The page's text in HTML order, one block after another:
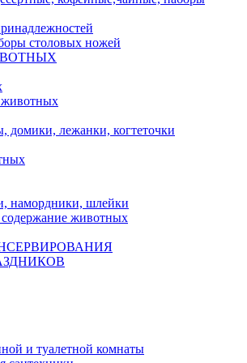
столовых ножей
животных
домики, лежанки, когтеточки
намордники, шлейки
животных
и туалетной комнаты